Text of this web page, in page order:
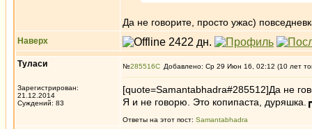
Да не говорите, просто ужас)
Наверх
Туласи
Зарегистрирован:
21.12.2014
Суждений: 83
№285516 Добавлено: Ср 29 Июн 16, 02:12 (10 лет
[quote=Samantabhadra#285512]Да не
Я и не говорю. Это копипаста,
Ответы на этот пост: Samantabhadra